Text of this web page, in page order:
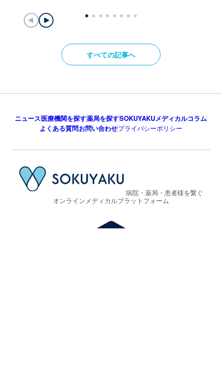
すべての記事へ
ニュース医療機関を探す薬局を探すSOKUYAKUメディカルコラム
よくある質問お問い合わせプライバシーポリシー
病院・薬局・患者様を繋ぐ
オンラインメディカルプラットフォーム